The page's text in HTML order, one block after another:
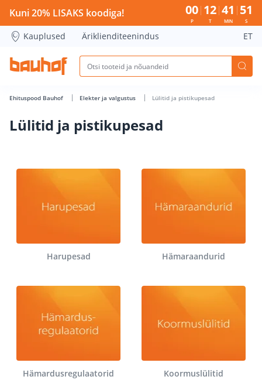
Lülitid ja pistikupesad - Bauhof has loaded
Kuni 20% LISAKS koodiga! 00
P
12
T
41
MIN
50
S
Kauplused Äriklienditeenindus ET
Ehituspood Bauhof Elekter ja valgustus Lülitid ja pistikupesad
Lülitid ja pistikupesad
Harupesad Hämaraandurid
Hämardusregulaatorid Koormuslülitid